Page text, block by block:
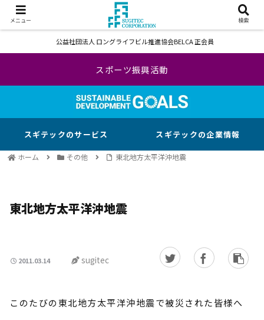
公益社団法人 ロングライフビル推進協会BELCA 正会員
スポーツ振興活動
スギテックのサービス スギテックの企業情報
ホーム その他 東北地方太平洋沖地震
東北地方太平洋沖地震
2011.03.14 sugitec
このたびの東北地方太平洋沖地震で被災された皆様へ
メニュー 検索